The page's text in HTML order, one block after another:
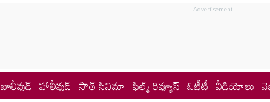
బాలీవుడ్ హాలీవుడ్ సౌత్ సినిమా ఫిల్మ్ రివ్యూస్ ఓటీటీ వీడియోలు